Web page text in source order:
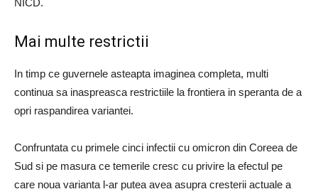
NICD.
Mai multe restrictii
In timp ce guvernele asteapta imaginea completa, multi
continua sa inaspreasca restrictiile la frontiera in speranta de a
opri raspandirea variantei.
Confruntata cu primele cinci infectii cu omicron din Coreea de
Sud si pe masura ce temerile cresc cu privire la efectul pe
care noua varianta l-ar putea avea asupra cresterii actuale a